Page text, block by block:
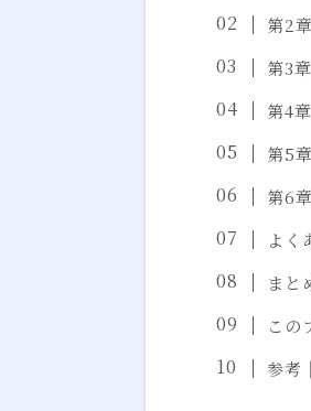
第2
第3
第4
第5
第6
よく
まと
この
参考